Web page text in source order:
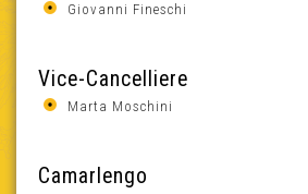
Giovanni Fineschi
Vice-Cancelliere
Marta Moschini
Camarlengo